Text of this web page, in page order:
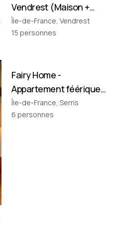
Vendrest (Maison +
Pavillon)
Île-de-France, Vendrest
15 personnes
Appartement
thématique
Fairy Home -
Appartement féérique
• Disney à 10 min !
Île-de-France, Serris
6 personnes